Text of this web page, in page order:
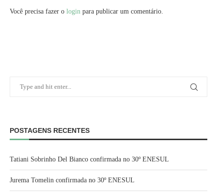
Você precisa fazer o login para publicar um comentário.
POSTAGENS RECENTES
Tatiani Sobrinho Del Bianco confirmada no 30º ENESUL
Jurema Tomelin confirmada no 30º ENESUL